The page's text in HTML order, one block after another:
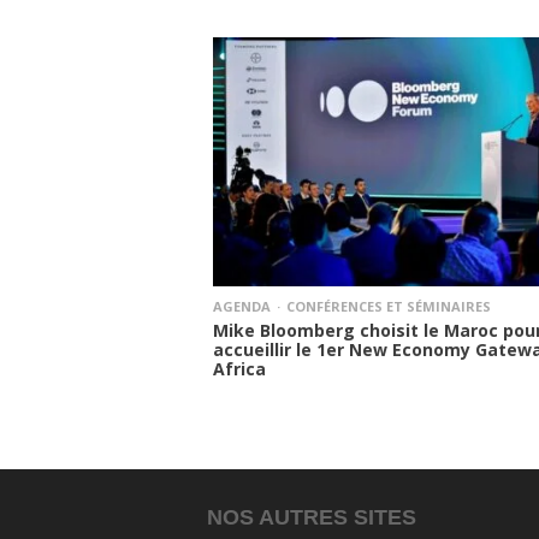
AGENDA CONFÉRENCES ET SÉMINAIRES
Mike Bloomberg choisit le Maroc
accueillir le 1er New Economy
Africa
NOS AUTRES SITES